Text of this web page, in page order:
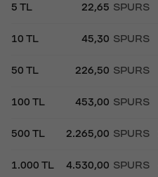
5 TL 22,65 SPURS
10 TL 45,30 SPURS
50 TL 226,50 SPURS
100 TL 453,00 SPURS
500 TL 2.265,00 SPURS
1.000 TL 4.530,00 SPURS